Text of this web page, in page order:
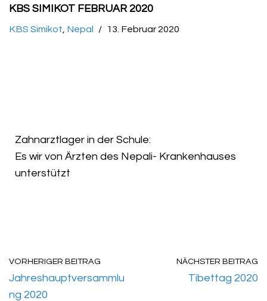
KBS SIMIKOT FEBRUAR 2020
KBS Simikot Nepal 13. Februar 2020
Zahnarztlager in der Schule:
Es wir von Ärzten des Nepali- Krankenhauses
unterstützt
VORHERIGER BEITRAG
Jahreshauptversammlu
ng 2020
NÄCHSTER BEITRAG
Tibettag 2020